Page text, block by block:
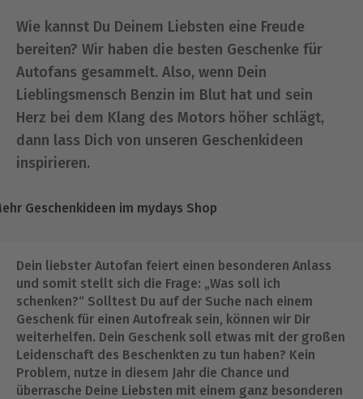
Wie kannst Du Deinem Liebsten eine Freude
bereiten? Wir haben die besten Geschenke für
Autofans gesammelt. Also, wenn Dein
Lieblingsmensch Benzin im Blut hat und sein
Herz bei dem Klang des Motors höher schlägt,
dann lass Dich von unseren Geschenkideen
inspirieren.
Geschenkideen im mydays Shop
Dein liebster Autofan feiert einen besonderen Anlass
und somit stellt sich die Frage: „Was soll ich
schenken?“ Solltest Du auf der Suche nach einem
Geschenk für einen Autofreak sein, können wir Dir
weiterhelfen. Dein Geschenk soll etwas mit der großen
Leidenschaft des Beschenkten zu tun haben? Kein
Problem, nutze in diesem Jahr die Chance und
überrasche Deine Liebsten mit einem ganz besonderen